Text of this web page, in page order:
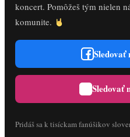
koncert. Pomôžeš tým nielen
komunite.
Sledovať
Sledovať
Pridáš sa k tisíckam fanúšikov